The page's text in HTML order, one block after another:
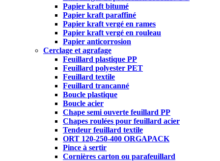
Papier kraft bitumé
Papier kraft paraffiné
Papier kraft vergé en rames
Papier kraft vergé en rouleau
Papier anticorrosion
Cerclage et agrafage
Feuillard plastique PP
Feuillard polyester PET
Feuillard textile
Feuillard trancanné
Boucle plastique
Boucle acier
Chape semi ouverte feuillard PP
Chapes roulées pour feuillard acier
Tendeur feuillard textile
ORT 120-250-400 ORGAPACK
Pince à sertir
Cornières carton ou parafeuillard